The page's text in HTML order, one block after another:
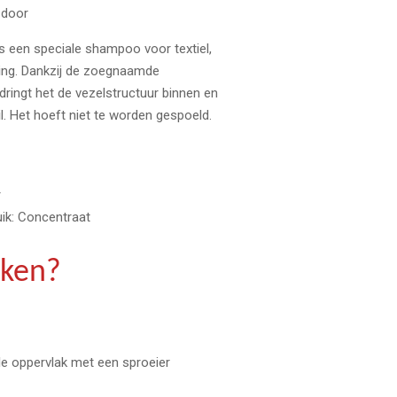
een speciale shampoo voor textiel,
Dankzij de zoegnaamde
het de vezelstructuur binnen en
Het hoeft niet te worden gespoeld.
Concentraat
oppervlak met een sproeier